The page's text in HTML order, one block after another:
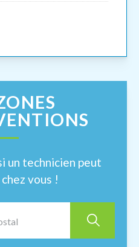
un technicien peut
vous !